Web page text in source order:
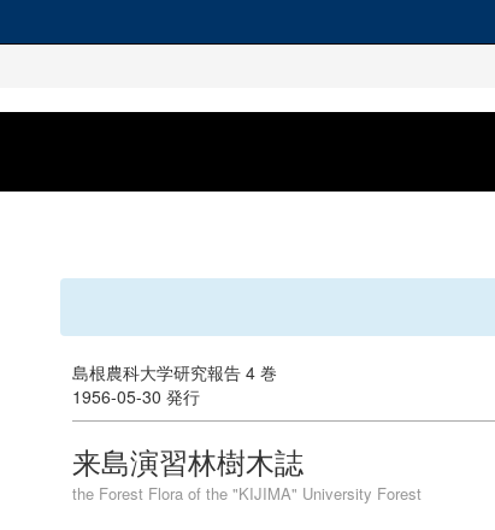
島根農科大学研究報告 4 巻
1956-05-30 発行
来島演習林樹木誌
the Forest Flora of the "KIJIMA" University Forest